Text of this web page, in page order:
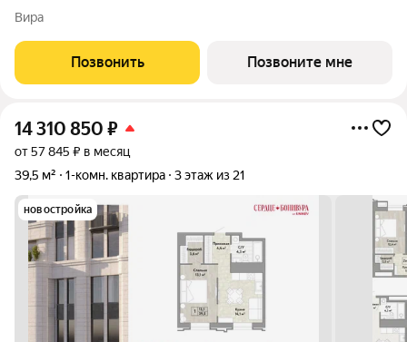
самородного золота и состоит из четырех башен со сложной
геометрией фасадов. Внутренний двор и места общего
пользования также содержат стилистические
Вира
Позвонить Позвоните мне
14 310 850 ₽
от 57 845 ₽ в месяц
39,5 м²
1-комн. квартира 3 этаж из 21
новостройка